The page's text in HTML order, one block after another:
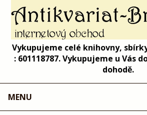
Vykupujeme celé knihovny,
: 601118787. Vykupujeme u Vás
dohodě.
MENU